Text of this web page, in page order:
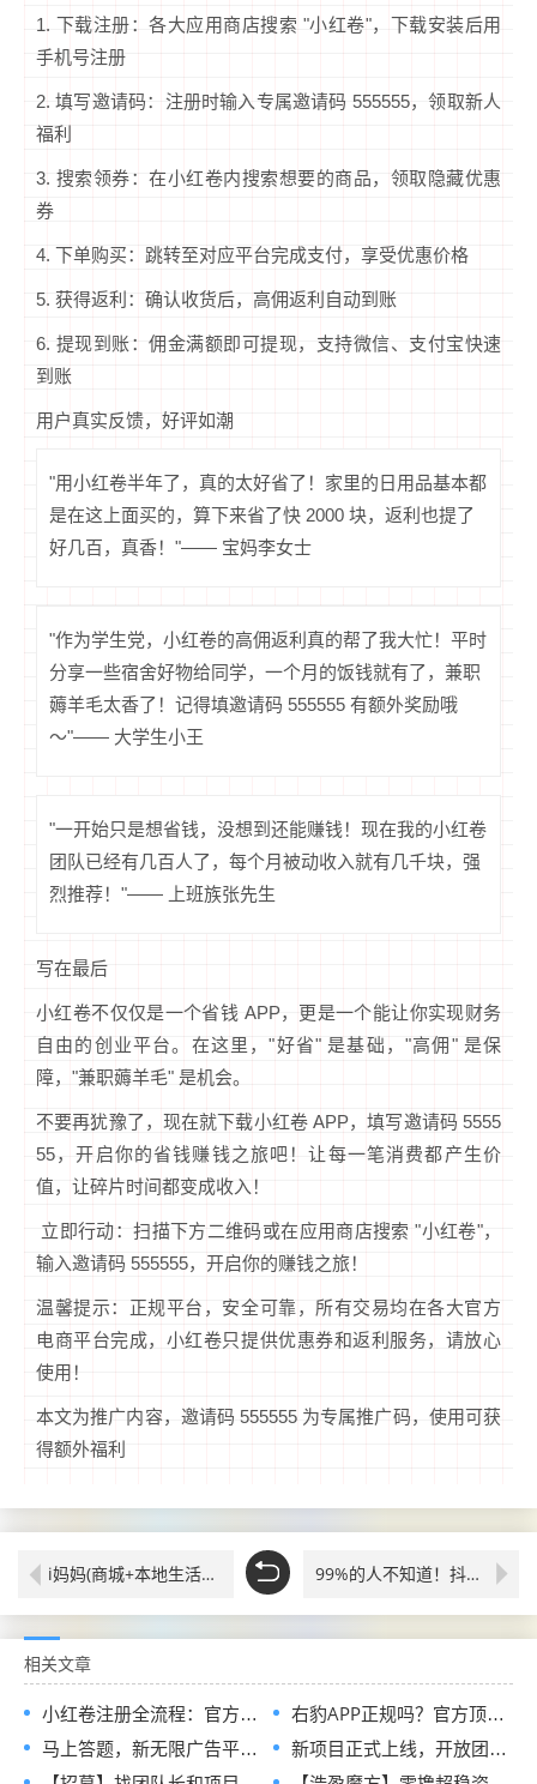
1. 下载注册：各大应用商店搜索 "小红卷"，下载安装后用
手机号注册
2. 填写邀请码：注册时输入专属邀请码 555555，领取新人
福利
3. 搜索领券：在小红卷内搜索想要的商品，领取隐藏优惠
券
4. 下单购买：跳转至对应平台完成支付，享受优惠价格
5. 获得返利：确认收货后，高佣返利自动到账
6. 提现到账：佣金满额即可提现，支持微信、支付宝快速
到账
用户真实反馈，好评如潮
"用小红卷半年了，真的太好省了！家里的日用品基本都
是在这上面买的，算下来省了快 2000 块，返利也提了
好几百，真香！"—— 宝妈李女士
"作为学生党，小红卷的高佣返利真的帮了我大忙！平时
分享一些宿舍好物给同学，一个月的饭钱就有了，兼职
薅羊毛太香了！记得填邀请码 555555 有额外奖励哦
～"—— 大学生小王
"一开始只是想省钱，没想到还能赚钱！现在我的小红卷
团队已经有几百人了，每个月被动收入就有几千块，强
烈推荐！"—— 上班族张先生
写在最后
小红卷不仅仅是一个省钱 APP，更是一个能让你实现财务
自由的创业平台。在这里，"好省" 是基础，"高佣" 是保
障，"兼职薅羊毛" 是机会。
不要再犹豫了，现在就下载小红卷 APP，填写邀请码 5555
55，开启你的省钱赚钱之旅吧！让每一笔消费都产生价
值，让碎片时间都变成收入！
立即行动：扫描下方二维码或在应用商店搜索 "小红卷"，
输入邀请码 555555，开启你的赚钱之旅！
温馨提示：正规平台，安全可靠，所有交易均在各大官方
电商平台完成，小红卷只提供优惠券和返利服务，请放心
使用！
本文为推广内容，邀请码 555555 为专属推广码，使用可获
得额外福利
i妈妈(商城+本地生活+广告) 99%的人不知道！抖音黑科技直播间挂铁，快手，视频号，挂假人，涨粉丝，在线人气的软件（附下载地址）
相关文章
小红卷注册全流程：官方指定邀请码，现在加入即可申请开通顶级代理V5权限
右豹APP正规吗？官方顶配邀请码是多少？短剧小说漫剧网盘推广副业怎么做
马上答题，新无限广告平台全网首发，官方一手直招顶级代理，待遇拉满
新项目正式上线，开放团队长入驻通道，首批扶持政策全面释放